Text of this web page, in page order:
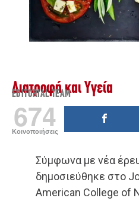
Διατροφή και Υγεία
EDITORIAL TEAM
674
Κοινοποιήσεις
Σύμφωνα με νέα
δημοσιεύθηκε στο
American College of